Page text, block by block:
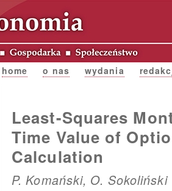
home o nas wydania
Least-Squares
Time Value of
Calculation
P. Komański, O. Sokoliński